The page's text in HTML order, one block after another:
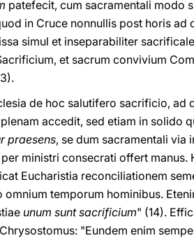
patefecit, cum sacramentali modo
in Cruce nonnullis post horis ad
simul et inseparabiliter
et sacrum convivium
de hoc salutifero sacrificio, ad
accedit, sed etiam in solido
praesens, se dum sacramentali via
ministri consecrati offert manus.
Eucharistia reconciliationem
omnium temporum hominibus.
unum sunt sacrificium" (14).
"Eundem enim